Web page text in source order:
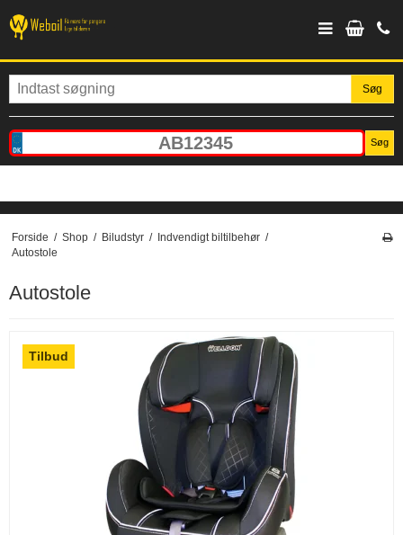
Søg
Søg
Forside / Shop / Biludstyr / Indvendigt biltilbehør /
Autostole
Autostole
Tilbud